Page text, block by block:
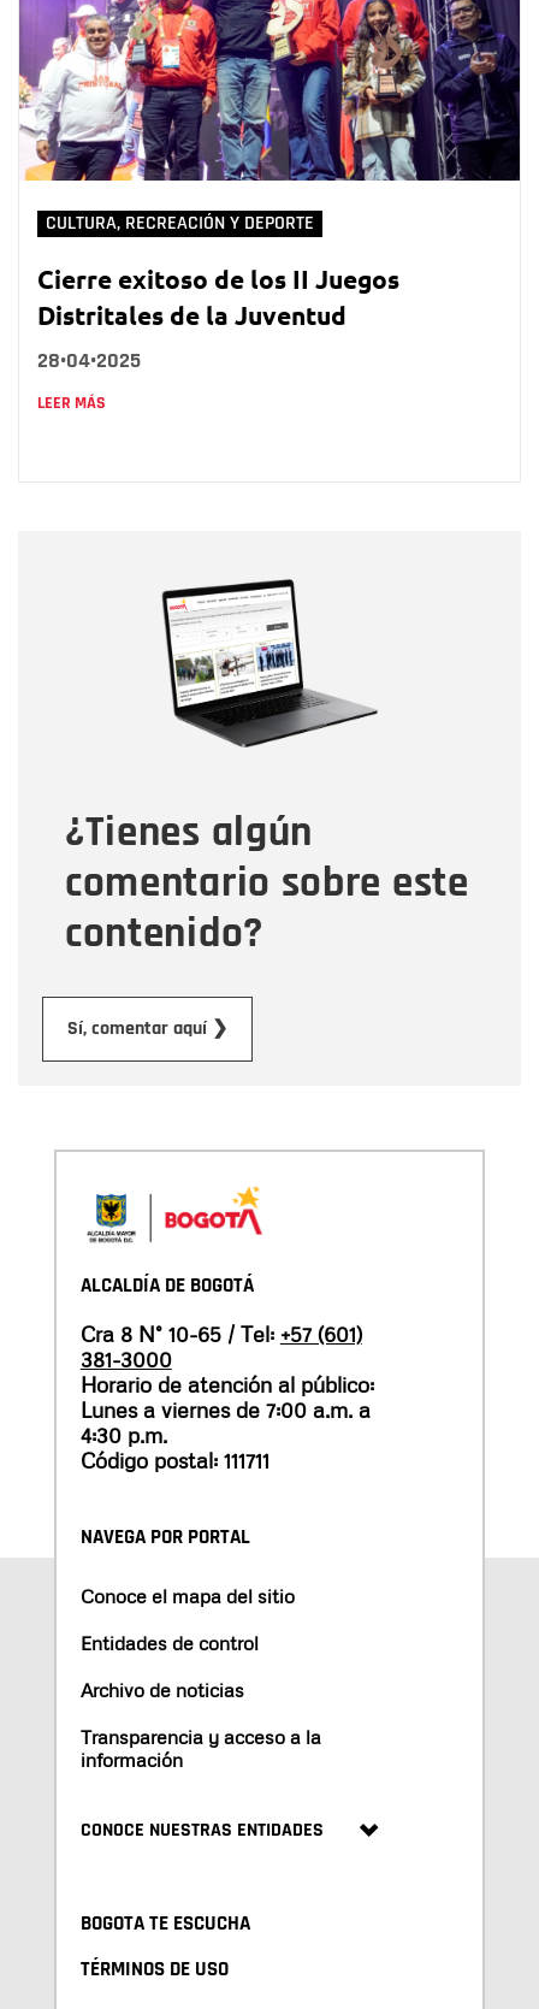
CULTURA, RECREACIÓN Y DEPORTE
Cierre exitoso de los II Juegos
Distritales de la Juventud
28•04•2025
LEER MÁS
¿Tienes algún
comentario sobre este
contenido?
Sí, comentar aquí ❯
Correo electrónico
Tipo de comentario
Mensaje
ALCALDÍA DE BOGOTÁ
Cra 8 N° 10-65 / Tel: +57 (601)
381-3000
Horario de atención al público:
Lunes a viernes de 7:00 a.m. a
4:30 p.m.
Código postal: 111711
NAVEGA POR PORTAL
Conoce el mapa del sitio
Entidades de control
Archivo de noticias
Transparencia y acceso a la
información
CONOCE NUESTRAS ENTIDADES
BOGOTA TE ESCUCHA
TÉRMINOS DE USO